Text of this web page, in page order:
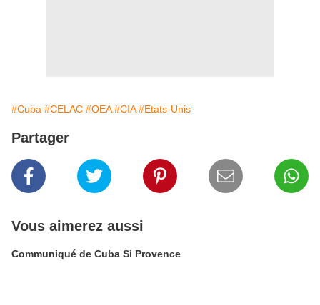
#Cuba #CELAC #OEA #CIA #Etats-Unis
Partager
Vous aimerez aussi
Communiqué de Cuba Si Provence